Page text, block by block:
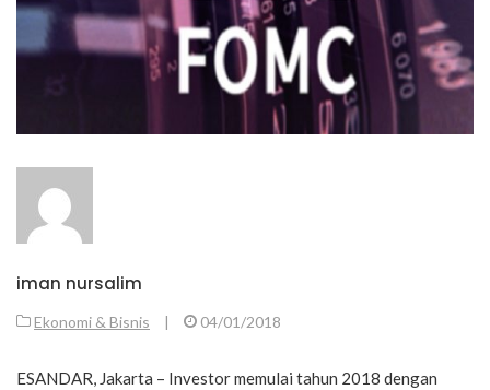
iman nursalim
Ekonomi & Bisnis | 04/01/2018
ESANDAR, Jakarta – Investor memulai tahun 2018 dengan